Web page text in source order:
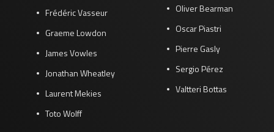
Frédéric Vasseur
Graeme Lowdon
James Vowles
Jonathan Wheatley
Laurent Mekies
Toto Wolff
Oliver Bearman
Oscar Piastri
Pierre Gasly
Sergio Pérez
Valtteri Bottas